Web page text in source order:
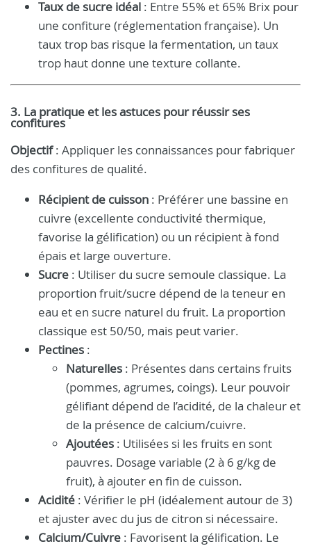
Taux de sucre idéal : Entre 55% et 65% Brix pour
une confiture (réglementation française). Un
taux trop bas risque la fermentation, un taux
trop haut donne une texture collante.
3. La pratique et les astuces pour réussir ses
confitures
Objectif: Appliquer les connaissances pour fabriquer
des confitures de qualité.
Récipient de cuisson : Préférer une bassine en
cuivre (excellente conductivité thermique,
favorise la gélification) ou un récipient à fond
épais et large ouverture.
Sucre : Utiliser du sucre semoule classique. La
proportion fruit/sucre dépend de la teneur en
eau et en sucre naturel du fruit. La proportion
classique est 50/50, mais peut varier.
Pectines :
Naturelles : Présentes dans certains fruits
(pommes, agrumes, coings). Leur pouvoir
gélifiant dépend de l’acidité, de la chaleur et
de la présence de calcium/cuivre.
Ajoutées : Utilisées si les fruits en sont
pauvres. Dosage variable (2 à 6 g/kg de
fruit), à ajouter en fin de cuisson.
Acidité : Vérifier le pH (idéalement autour de 3)
et ajuster avec du jus de citron si nécessaire.
Calcium/Cuivre : Favorisent la gélification. Le